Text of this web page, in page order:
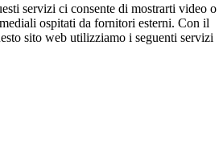
servizi ci consente di mostrarti video o
ospitati da fornitori esterni. Con il
sito web utilizziamo i seguenti servizi